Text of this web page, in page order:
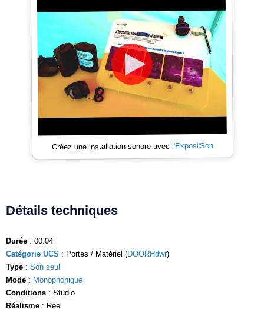
Créez une installation sonore avecl'Exposi'Son
Détails techniques
Durée : 00:04
Catégorie UCS : Portes / Matériel (DOORHdwr)
Type : Son seul
Mode : Monophonique
Conditions : Studio
Réalisme : Réel